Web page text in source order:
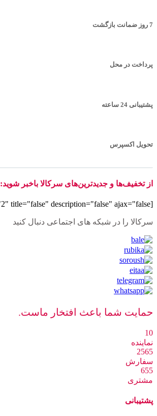
7 روز ضمانت بازگشت
پرداخت در محل
پشتیبانی 24 ساعته
تحویل اکسپرس
از تخفیف‌ها و جدیدترین‌های سرکالا باخبر شوید:
[gravityform id="2" title="false" description="false" ajax="false"]
سرکالا را در شبکه های اجتماعی دنبال کنید
حمایت شما باعث افتخار ماست.
10
نماینده
2565
سفارش
655
مشتری
پشتیبانی